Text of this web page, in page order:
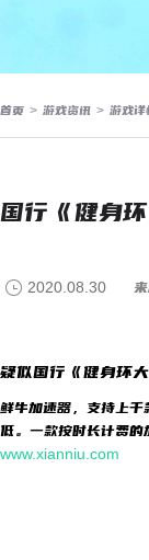
首页 > 游戏资讯 > 游戏详
国行《健身
2020.08.30
疑似国行《健身环
鲜牛加速器，支持上
低。一款按时长计费
www.xianniu.com